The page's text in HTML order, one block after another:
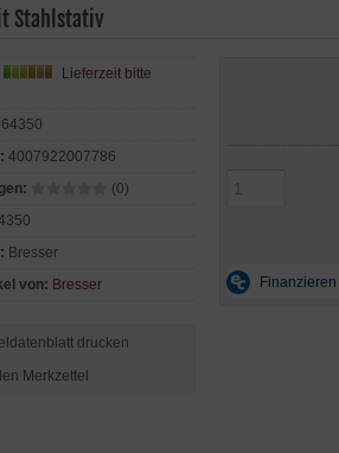
Stahlstativ
Lieferzeit bitte
4007922007786
(0)
Bresser
von: Bresser
drucken